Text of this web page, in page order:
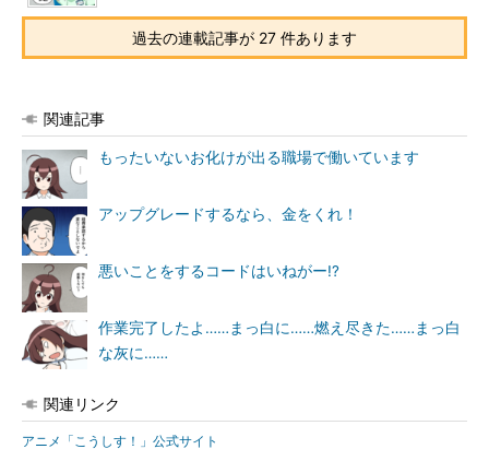
最初のバージョンでは、アップデートできない理由が表示され
なかったことが不評の原因でしょう。
筆者が困ったのは、Azure Active Directory（Azure AD）参加
PCでは、マンガの3コマ目のような表示が出て、Windows 11を
インストールできるのかできないのかが分からなかったことで
す。
しかも、IT管理者自身が確認しているときにまでこの表示で
す。IT管理者はエスパーではないので、この表示が出てもユーザ
ーからの問い合わせに回答できません。
「何でもかんでもIT管理者に問い合わせするよう仕向けないで
ほしい」と、心の中でぼやいたのでした。
過去の連載記事が 27 件あります
関連記事
もったいないお化けが出る職場で働いています
アップグレードするなら、金をくれ！
悪いことをするコードはいねがー!?
作業完了したよ……まっ白に……燃え尽きた……まっ白
な灰に……
関連リンク
アニメ「こうしす！」公式サイト